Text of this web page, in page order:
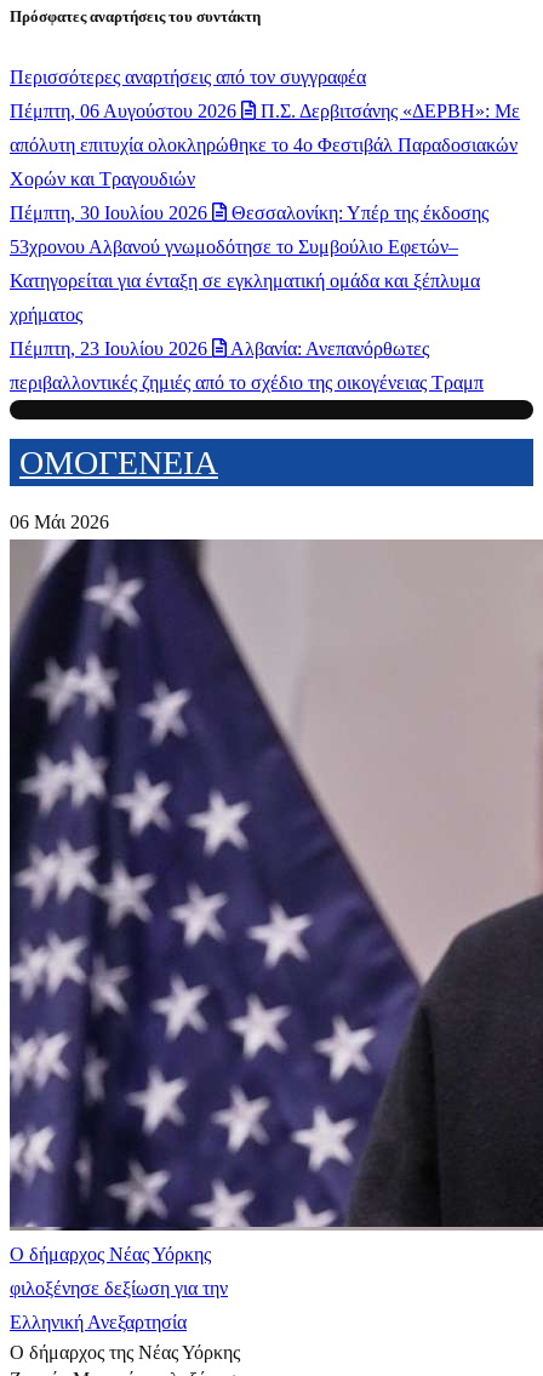
Πρόσφατες αναρτήσεις του συντάκτη
Περισσότερες αναρτήσεις από τον συγγραφέα
Πέμπτη, 06 Αυγούστου 2026
Π.Σ. Δερβιτσάνης «ΔΕΡΒΗ»: Με
απόλυτη επιτυχία ολοκληρώθηκε το 4ο Φεστιβάλ Παραδοσιακών
Χορών και Τραγουδιών
Πέμπτη, 30 Ιουλίου 2026
Θεσσαλονίκη: Υπέρ της έκδοσης
53χρονου Αλβανού γνωμοδότησε το Συμβούλιο Εφετών–
Κατηγορείται για ένταξη σε εγκληματική ομάδα και ξέπλυμα
χρήματος
Πέμπτη, 23 Ιουλίου 2026
Αλβανία: Ανεπανόρθωτες
περιβαλλοντικές ζημιές από το σχέδιο της οικογένειας Τραμπ
ΟΜΟΓΕΝΕΙΑ
06 Μάι 2026
Ο δήμαρχος Νέας Υόρκης
φιλοξένησε δεξίωση για την
Ελληνική Ανεξαρτησία
Ο δήμαρχος της Νέας Υόρκης